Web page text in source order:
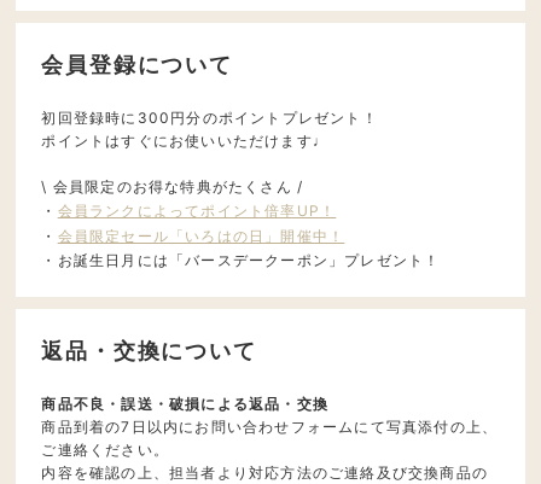
会員登録について
初回登録時に300円分のポイントプレゼント！
ポイントはすぐにお使いいただけます♩
\ 会員限定のお得な特典がたくさん /
・ 会員ランクによってポイント倍率UP！
・ 会員限定セール「いろはの日」開催中！
・お誕生日月には「バースデークーポン」プレゼント！
返品・交換について
商品不良・誤送・破損による返品・交換
商品到着の7日以内にお問い合わせフォームにて写真添付の上、
ご連絡ください。
内容を確認の上、担当者より対応方法のご連絡及び交換商品の